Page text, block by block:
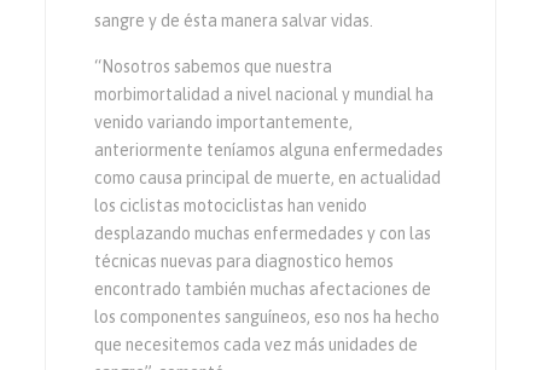
sangre y de ésta manera salvar vidas.
“Nosotros sabemos que nuestra
morbimortalidad a nivel nacional y mundial ha
venido variando importantemente,
anteriormente teníamos alguna enfermedades
como causa principal de muerte, en actualidad
los ciclistas motociclistas han venido
desplazando muchas enfermedades y con las
técnicas nuevas para diagnostico hemos
encontrado también muchas afectaciones de
los componentes sanguíneos, eso nos ha hecho
que necesitemos cada vez más unidades de